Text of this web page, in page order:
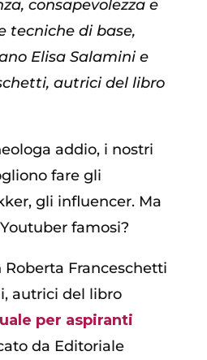
consapevolezza e
tecniche di base,
Elisa Salamini e
autrici del libro
addio, i nostri
fare gli
gli influencer. Ma
famosi?
Franceschetti
autrici del libro
per aspiranti
da Editoriale